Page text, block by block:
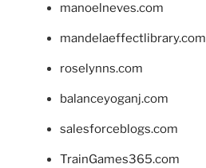
manoelneves.com
mandelaeffectlibrary.com
roselynns.com
balanceyoganj.com
salesforceblogs.com
TrainGames365.com